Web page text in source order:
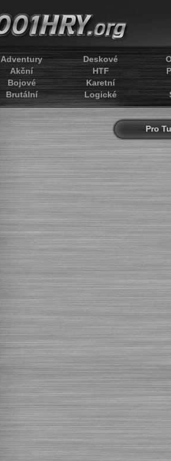
Adventury
Akční
Bojové
Brutální
Deskové
HTF
Karetní
Logické
Pro